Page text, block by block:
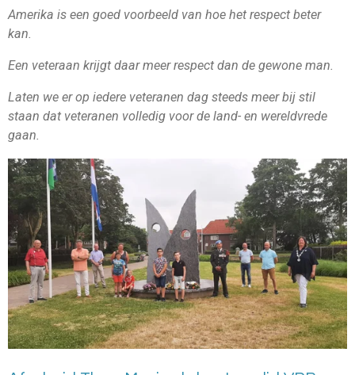
Amerika is een goed voorbeeld van hoe het respect beter
kan.
Een veteraan krijgt daar meer respect dan de gewone man.
Laten we er op iedere veteranen dag steeds meer bij stil
staan dat veteranen volledig voor de land- en wereldvrede
gaan.